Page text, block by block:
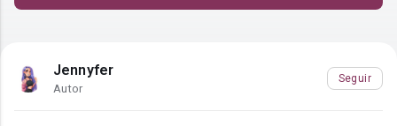
Jennyfer
Autor
Seguir